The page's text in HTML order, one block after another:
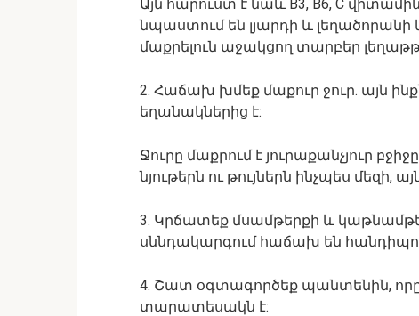
Այն հարուստ է նաև B3, B6, C
նպաստում են լյարդի և
մաքրելուն աջակցող տարբեր
2. Հաճախ խմեք մաքուր ջուր. այն
եղանակներից է:
Ջուրը մաքրում է յուրաքանչյուր
նյութերն ու թույներն ինչպես մեզի,
3. Կրճատեք մսամթերքի և
սննդակարգում հաճախ են
4. Շատ օգտագործեք պանտենին,
տարատեսակն է: